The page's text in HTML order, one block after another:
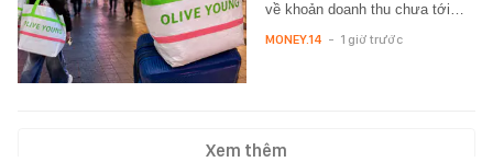
về khoản doanh thu chưa tới…
MONEY.14 - 1 giờ trước
Xem thêm